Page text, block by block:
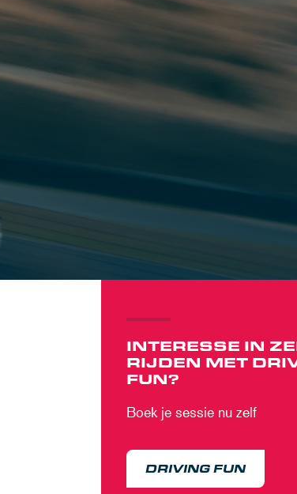
INTERESSE IN
RIJDEN MET
FUN?
Boek je sessie nu zelf
DRIVING FUN